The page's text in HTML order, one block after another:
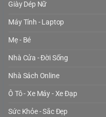
Giày Dép Nữ
Máy Tính - Laptop
Mẹ - Bé
Nhà Cửa - Đời Sống
Nhà Sách Online
Ô Tô - Xe Máy - Xe Đạp
Sức Khỏe - Sắc Đẹp